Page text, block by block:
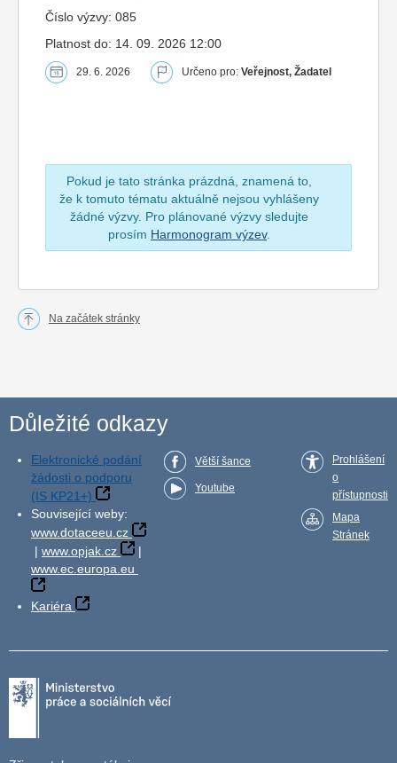
Číslo výzvy: 085
Platnost do: 14. 09. 2026 12:00
29. 6. 2026 Určeno pro: Veřejnost, Žadatel
Pokud je tato stránka prázdná, znamená to,
že k tomuto tématu aktuálně nejsou vyhlášeny
žádné výzvy. Pro plánované výzvy sledujte
prosím Harmonogram výzev.
Na začátek stránky
Důležité odkazy
Elektronické podání
žádosti o podporu
(IS KP21+)
Související weby:
www.dotaceeu.cz
| www.opjak.cz
|
www.ec.europa.eu
Kariéra
Větší šance
Youtube
Prohlášení
o
přístupnosti
Mapa
Stránek